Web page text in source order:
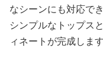
なシーンにも対応で
シンプルなトップス
ィネートが完成します